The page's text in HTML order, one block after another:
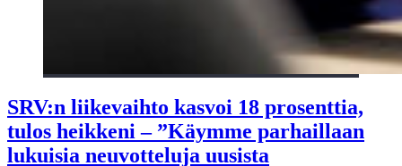
SRV:n liikevaihto kasvoi 18 prosenttia,
tulos heikkeni – ”Käymme parhaillaan
lukuisia neuvotteluja uusista